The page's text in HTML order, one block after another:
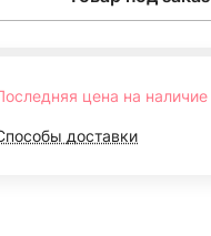
цена на наличие
доставки